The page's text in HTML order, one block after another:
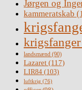
Jørgen og
kammeratskab
krigsfanger
landsmænd (90)
Lazaret (117)
LIR84 (103)
luftkrig (76)